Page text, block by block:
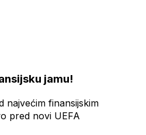
jamu!
najvećim finansijskim
pred novi UEFA